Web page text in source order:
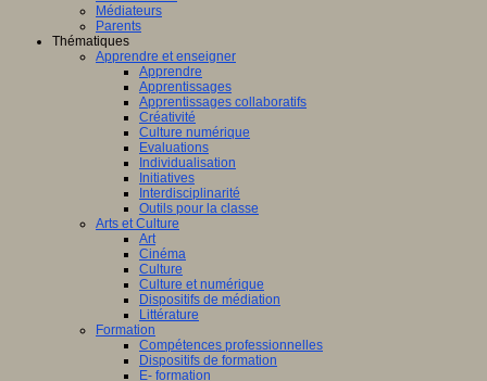
Médiateurs
Parents
Thématiques
Apprendre et enseigner
Apprendre
Apprentissages
Apprentissages collaboratifs
Créativité
Culture numérique
Evaluations
Individualisation
Initiatives
Interdisciplinarité
Outils pour la classe
Arts et Culture
Art
Cinéma
Culture
Culture et numérique
Dispositifs de médiation
Littérature
Formation
Compétences professionnelles
Dispositifs de formation
E- formation